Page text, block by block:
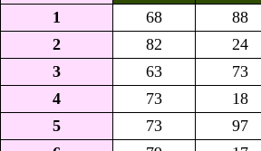
1
68 88
2
82 24
3
63 73
4
73 18
5
73 97